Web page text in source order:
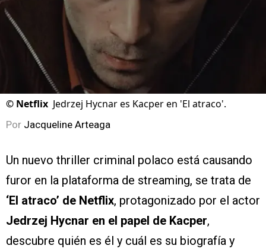
© Netflix Jedrzej Hycnar es Kacper en 'El atraco'.
Por Jacqueline Arteaga
Un nuevo thriller criminal polaco está causando
furor en la plataforma de streaming, se trata de
‘El atraco’ de Netflix, protagonizado por el actor
Jedrzej Hycnar en el papel de Kacper,
descubre quién es él y cuál es su biografía y